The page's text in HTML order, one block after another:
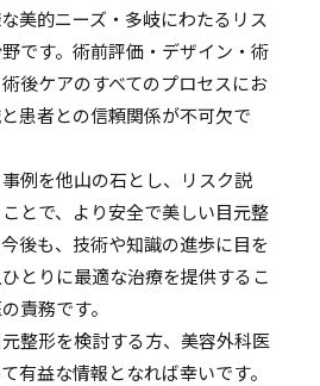
美的ニーズ・多岐にわたるリス
です。術前評価・デザイン・術
後ケアのすべてのプロセスにお
患者との信頼関係が不可欠で
例を他山の石とし、リスク説
とで、より安全で美しい目元整
後も、技術や知識の進歩に目を
とりに最適な治療を提供するこ
責務です。
整形を検討する方、美容外科医
有益な情報となれば幸いです。